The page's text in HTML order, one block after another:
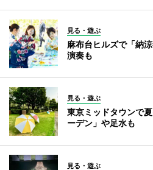
見る・遊ぶ
麻布台ヒルズで「納
演奏も
見る・遊ぶ
東京ミッドタウンで
ーデン」や足水も
見る・遊ぶ